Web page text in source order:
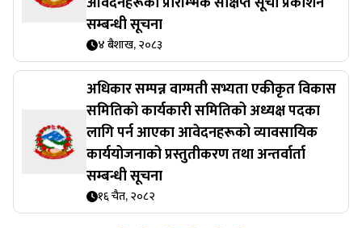
सम्बन्धी सूचना
४ बैशाख, २०८३
अधिकार सम्पन्न वाग्मती सभ्यता एकीकृत विकास
समितिको कार्यकारी समितिको अध्यक्ष पदका
लागि पर्न आएका आवेदनहरूको व्यावसायिक
कार्ययोजनाको प्रस्तुतीकरण तथा अन्तर्वार्ता
सम्बन्धी सूचना
१६ चैत, २०८२